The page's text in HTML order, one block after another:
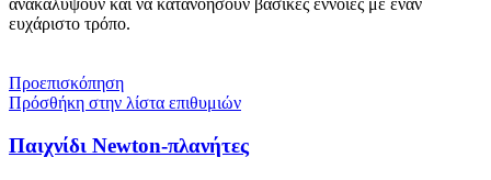
ανακαλύψουν και να κατανοήσουν βασικές έννοιες με έναν
ευχάριστο τρόπο.
Προεπισκόπηση
Πρόσθήκη στην λίστα επιθυμιών
Παιχνίδι Newton-πλανήτες